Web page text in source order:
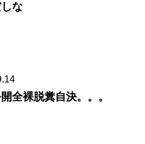
な
全裸脱糞自決。。。